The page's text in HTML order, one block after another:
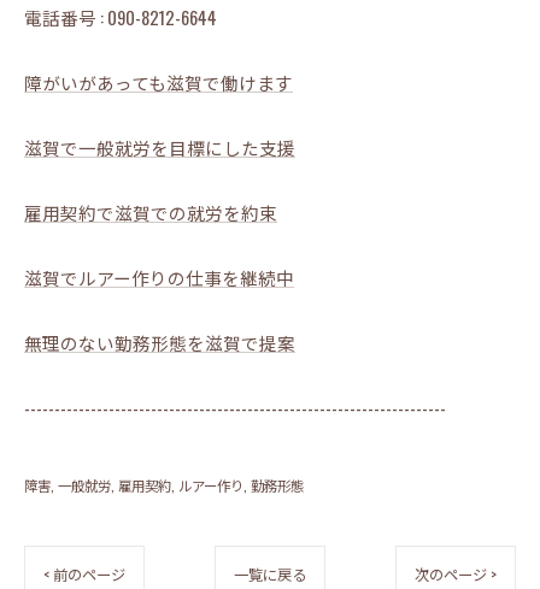
電話番号 : 090-8212-6644
障がいがあっても滋賀で働けます
滋賀で一般就労を目標にした支援
雇用契約で滋賀での就労を約束
滋賀でルアー作りの仕事を継続中
無理のない勤務形態を滋賀で提案
----------------------------------------------------------------------
障害 一般就労 雇用契約 ルアー作り 勤務形態
< 前のページ 一覧に戻る 次のページ >